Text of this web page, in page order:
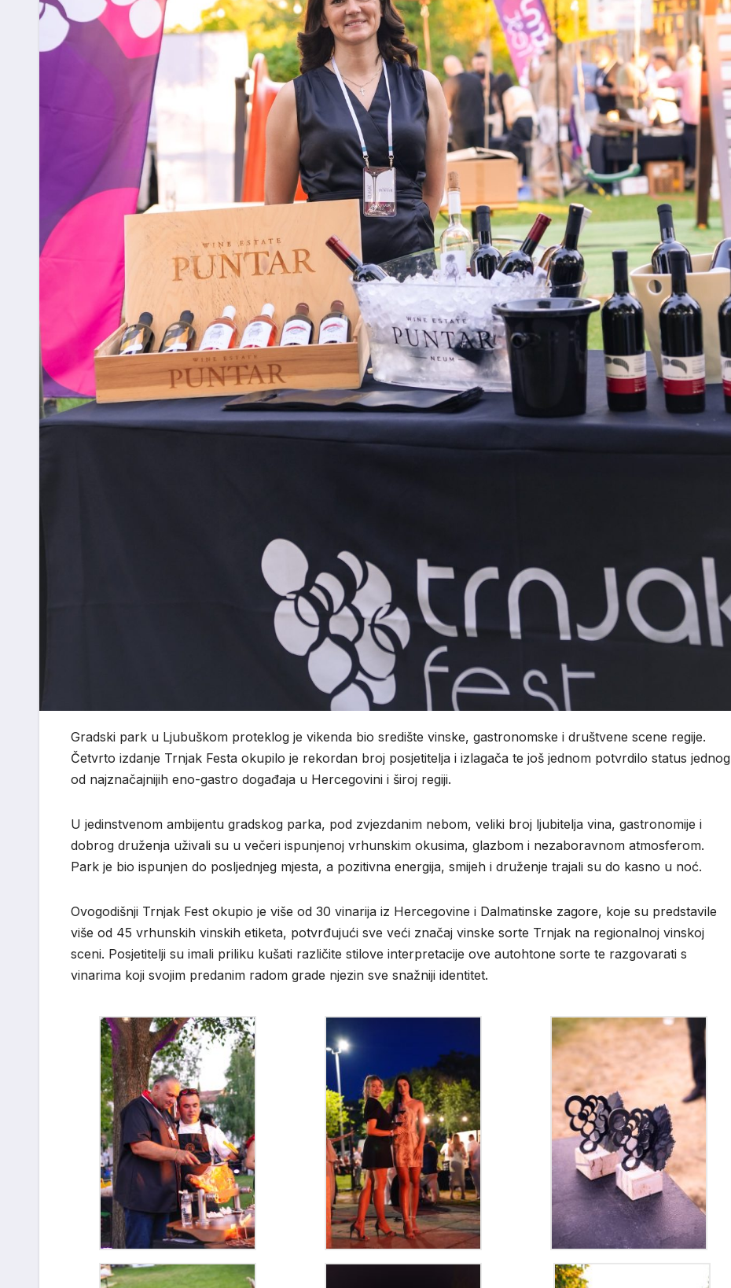
Gradski park u Ljubuškom proteklog je vikenda bio središte vinske, gastronomske i društvene scene regije.
Četvrto izdanje Trnjak Festa okupilo je rekordan broj posjetitelja i izlagača te još jednom potvrdilo status jednog
od najznačajnijih eno-gastro događaja u Hercegovini i široj regiji.
U jedinstvenom ambijentu gradskog parka, pod zvjezdanim nebom, veliki broj ljubitelja vina, gastronomije i
dobrog druženja uživali su u večeri ispunjenoj vrhunskim okusima, glazbom i nezaboravnom atmosferom.
Park je bio ispunjen do posljednjeg mjesta, a pozitivna energija, smijeh i druženje trajali su do kasno u noć.
Ovogodišnji Trnjak Fest okupio je više od 30 vinarija iz Hercegovine i Dalmatinske zagore, koje su predstavile
više od 45 vrhunskih vinskih etiketa, potvrđujući sve veći značaj vinske sorte Trnjak na regionalnoj vinskoj
sceni. Posjetitelji su imali priliku kušati različite stilove interpretacije ove autohtone sorte te razgovarati s
vinarima koji svojim predanim radom grade njezin sve snažniji identitet.